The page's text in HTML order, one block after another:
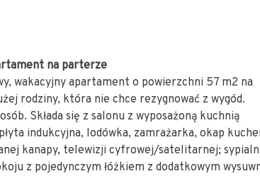
na parterze
wakacyjny apartament o powierzchni 57 m2 na
rodziny, która nie chce rezygnować z wygód.
Składa się z salonu z wyposażoną kuchnią
indukcyjna, lodówka, zamrażarka, okap
kanapy, telewizji cyfrowej/satelitarnej;
z pojedynczym łóżkiem z dodatkowym